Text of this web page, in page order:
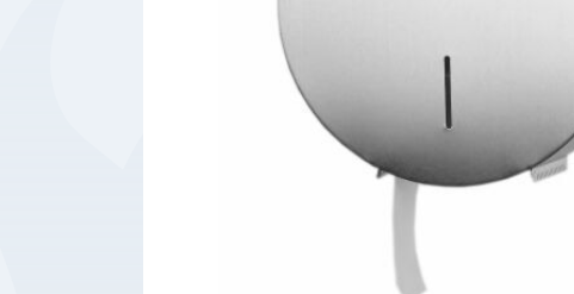
Glasbewassing
Bedrijfsbenodigdheden